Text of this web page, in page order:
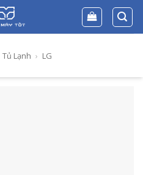
Tủ Lạnh › LG